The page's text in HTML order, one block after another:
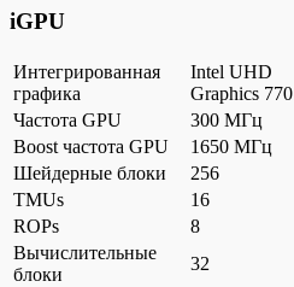
iGPU
Интегрированная
графика
Intel UHD
Graphics 770
Частота GPU
300 МГц
Boost частота GPU
1650 МГц
Шейдерные блоки
256
TMUs
16
ROPs
8
Вычислительные
блоки
32